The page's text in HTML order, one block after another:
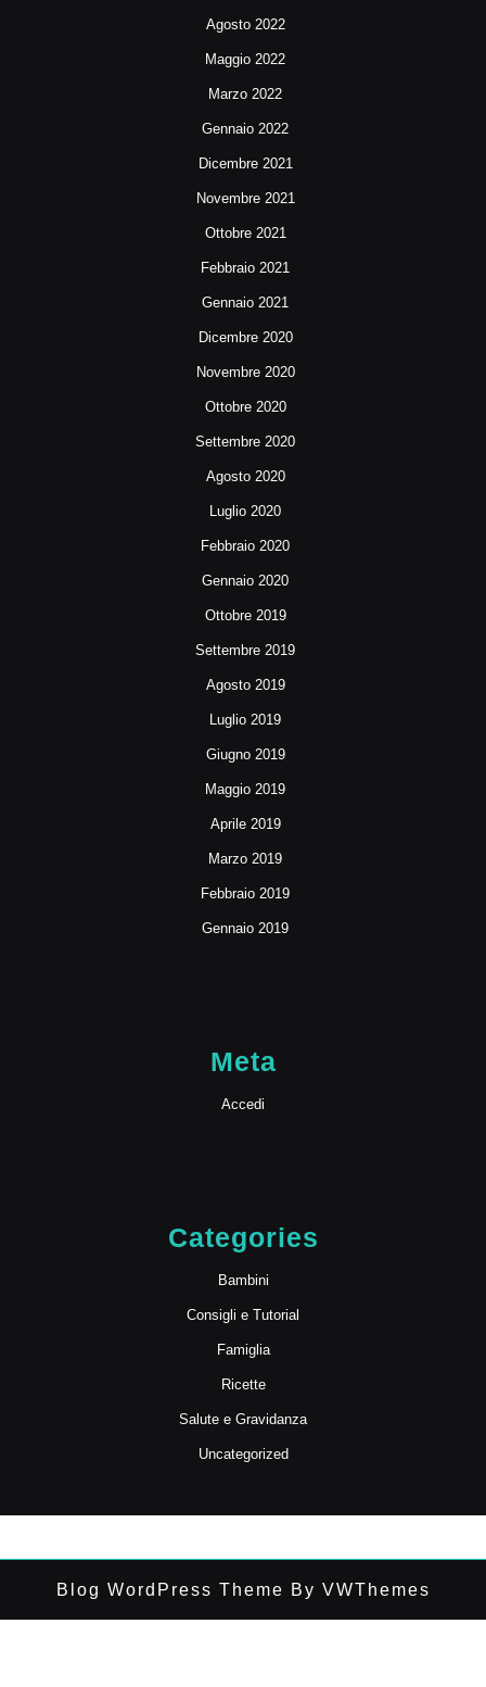
Agosto 2022
Maggio 2022
Marzo 2022
Gennaio 2022
Dicembre 2021
Novembre 2021
Ottobre 2021
Febbraio 2021
Gennaio 2021
Dicembre 2020
Novembre 2020
Ottobre 2020
Settembre 2020
Agosto 2020
Luglio 2020
Febbraio 2020
Gennaio 2020
Ottobre 2019
Settembre 2019
Agosto 2019
Luglio 2019
Giugno 2019
Maggio 2019
Aprile 2019
Marzo 2019
Febbraio 2019
Gennaio 2019
Meta
Accedi
Categories
Bambini
Consigli e Tutorial
Famiglia
Ricette
Salute e Gravidanza
Uncategorized
Blog WordPress Theme By VWThemes